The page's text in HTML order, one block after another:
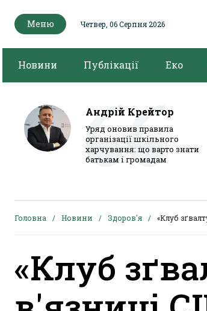
Меню Четвер, 06 Серпня 2026
Новини Публікації Еко
Андрій Крейтор
Уряд оновив правила
організації шкільного
харчування: що варто знати
батькам і громадам
Головна Новини Здоров'я «Клуб
«Клуб